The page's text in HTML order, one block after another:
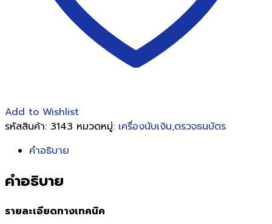
Add to Wishlist
รหัสสินค้า: 3143 หมวดหมู่: เครื่องนับเงิน,ตรวจธนบัตร
คำอธิบาย
คำอธิบาย
รายละเอียดทางเทคนิค